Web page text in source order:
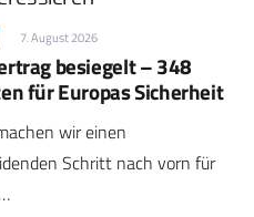
7. August 2026
besiegelt – 348
für Europas Sicherheit
wir einen
Schritt nach vorn für